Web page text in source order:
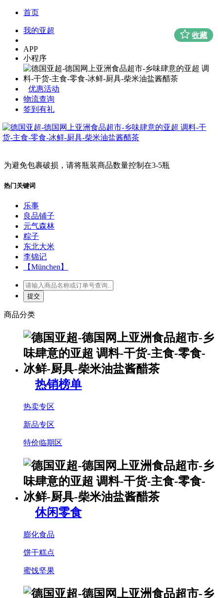
首页
我的亚超
APP
小程序
优惠活动
物流查询
签到有礼
为避免包裹破损，请将瓶装商品数量控制在3-5瓶
热门关键词
乐事
良品铺子
元气森林
粽子
东北大米
李锦记
【München】
商品分类
热销榜单
热卖专区
新品专区
特价临期区
休闲零食
膨化食品
饼干糕点
蜜饯坚果
收藏